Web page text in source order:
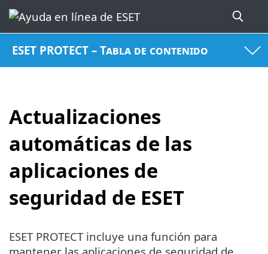
ESET PROTECT – Tabla de contenido
Actualizaciones
automáticas de las
aplicaciones de
seguridad de ESET
ESET PROTECT incluye una función para